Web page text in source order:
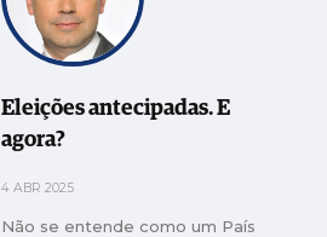
Eleições antecipadas. E
agora?
4 ABR 2025
Não se entende como um País